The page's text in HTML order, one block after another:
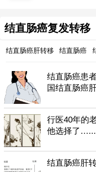
结直肠癌复发转移
结直肠癌肝转移 结直肠癌
结直肠癌患
国结直肠癌
行医40年的
他选择了…...
结直肠癌肝